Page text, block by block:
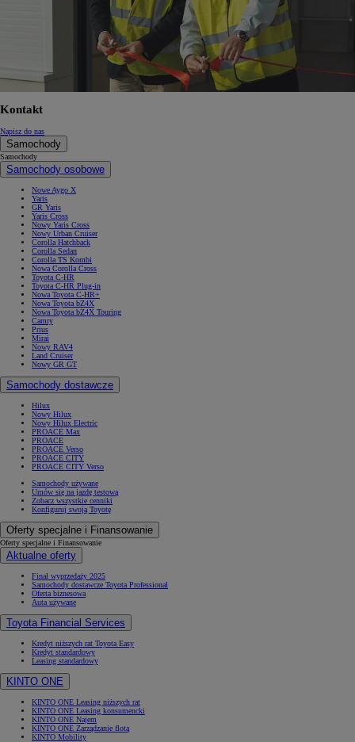
Kontakt
Napisz do nas
Samochody
Samochody
Samochody osobowe
Nowe Aygo X
Yaris
GR Yaris
Yaris Cross
Nowy Yaris Cross
Nowy Urban Cruiser
Corolla Hatchback
Corolla Sedan
Corolla TS Kombi
Nowa Corolla Cross
Toyota C-HR
Toyota C-HR Plug-in
Nowa Toyota C-HR+
Nowa Toyota bZ4X
Nowa Toyota bZ4X Touring
Camry
Prius
Mirai
Nowy RAV4
Land Cruiser
Nowy GR GT
Samochody dostawcze
Hilux
Nowy Hilux
Nowy Hilux Electric
PROACE Max
PROACE
PROACE Verso
PROACE CITY
PROACE CITY Verso
Samochody używane
Umów się na jazdę testową
Zobacz wszystkie cenniki
Konfiguruj swoją Toyotę
Oferty specjalne i Finansowanie
Oferty specjalne i Finansowanie
Aktualne oferty
Finał wyprzedaży 2025
Samochody dostawcze Toyota Professional
Oferta biznesowa
Auta używane
Toyota Financial Services
Kredyt niższych rat Toyota Easy
Kredyt standardowy
Leasing standardowy
KINTO ONE
KINTO ONE Leasing niższych rat
KINTO ONE Leasing konsumencki
KINTO ONE Najem
KINTO ONE Zarządzanie flotą
KINTO Mobility